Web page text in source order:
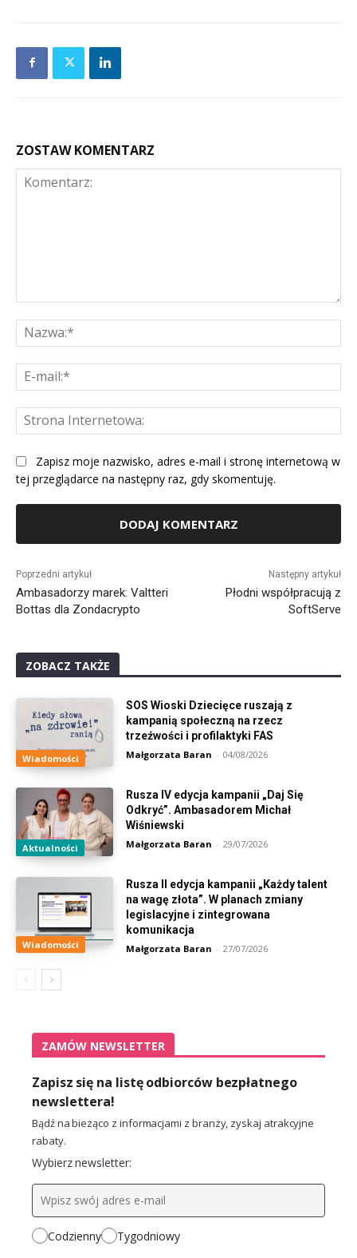
ZOSTAW KOMENTARZ
Zapisz moje nazwisko, adres e-mail i stronę internetową w
tej przeglądarce na następny raz, gdy skomentuję.
Poprzedni artykuł
Ambasadorzy marek: Valtteri
Bottas dla Zondacrypto
Następny artykuł
Płodni współpracują z
SoftServe
ZOBACZ TAKŻE
Wiadomości
SOS Wioski Dziecięce ruszają z
kampanią społeczną na rzecz
trzeźwości i profilaktyki FAS
Małgorzata Baran - 04/08/2026
Aktualności
Rusza IV edycja kampanii „Daj Się
Odkryć”. Ambasadorem Michał
Wiśniewski
Małgorzata Baran - 29/07/2026
Wiadomości
Rusza II edycja kampanii „Każdy talent
na wagę złota”. W planach zmiany
legislacyjne i zintegrowana
komunikacja
Małgorzata Baran - 27/07/2026
ZAMÓW NEWSLETTER
Zapisz się na listę odbiorców bezpłatnego
newslettera!
Bądź na bieżąco z informacjami z branży, zyskaj atrakcyjne
rabaty.
Wybierz newsletter:
Codzienny Tygodniowy